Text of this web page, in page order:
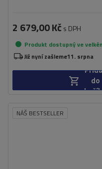
2 679,00 Kč s DPH
Produkt dostupný ve
Již nyní zašleme11. srpna
do
NÁŠ BESTSELLER